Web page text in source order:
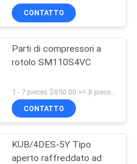
semi
condensazione R404A
per camera fredda
CONTATTO
Parti di compressori a
rotolo SM110S4VC
CONTATTO
KUB/4DES-5Y Tipo
aperto raffreddato ad